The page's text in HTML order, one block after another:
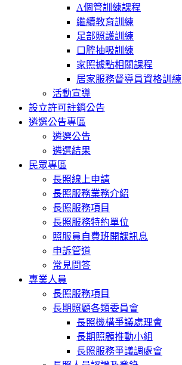
A個管訓練課程
繼續教育訓練
足部照護訓練
口腔抽吸訓練
家照據點相關課程
居家服務督導員資格訓練
活動宣導
設立許可註銷公告
遴選公告專區
遴選公告
遴選結果
民眾專區
長照線上申請
長照服務業務介紹
長照服務項目
長照服務特約單位
照服員自費班開課訊息
申訴管道
常見問答
專業人員
長照服務項目
長期照顧各類委員會
長照機構爭議處理會
長期照顧推動小組
長照服務爭議調處會